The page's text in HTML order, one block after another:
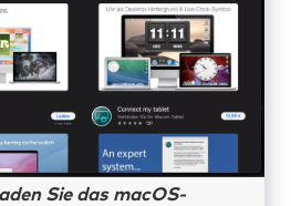
Sie das macOS-